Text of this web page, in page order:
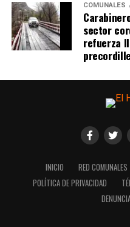
COMUNALES
sector
refuerza
INICIO RED COMUNALES
POLÍTICA DE PRIVACIDAD